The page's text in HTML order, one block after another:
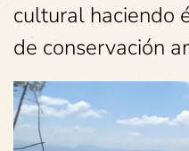
cultural haciendo
de conservación